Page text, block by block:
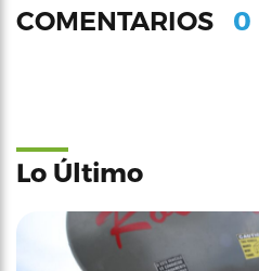
COMENTARIOS 0
Lo Último